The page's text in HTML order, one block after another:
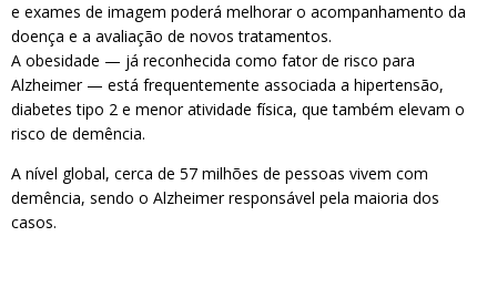
e exames de imagem poderá melhorar o acompanhamento da
doença e a avaliação de novos tratamentos.
A obesidade — já reconhecida como fator de risco para
Alzheimer — está frequentemente associada a hipertensão,
diabetes tipo 2 e menor atividade física, que também elevam o
risco de demência.
A nível global, cerca de 57 milhões de pessoas vivem com
demência, sendo o Alzheimer responsável pela maioria dos
casos.